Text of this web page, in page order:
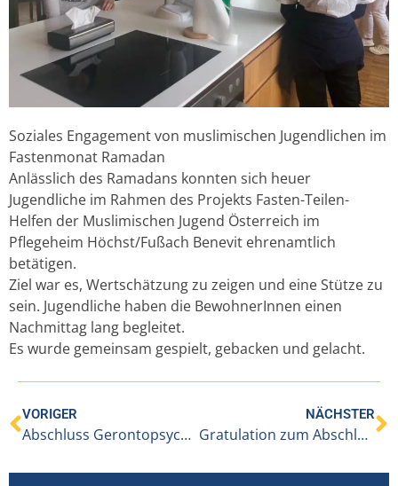
Soziales Engagement von muslimischen Jugendlichen im
Fastenmonat Ramadan
Anlässlich des Ramadans konnten sich heuer
Jugendliche im Rahmen des Projekts Fasten-Teilen-
Helfen der Muslimischen Jugend Österreich im
Pflegeheim Höchst/Fußach Benevit ehrenamtlich
betätigen.
Ziel war es, Wertschätzung zu zeigen und eine Stütze zu
sein. Jugendliche haben die BewohnerInnen einen
Nachmittag lang begleitet.
Es wurde gemeinsam gespielt, gebacken und gelacht.
VORIGER
Abschluss Gerontopsychiatrie in der Pflege….
NÄCHSTER
Gratulation zum Abschluss…